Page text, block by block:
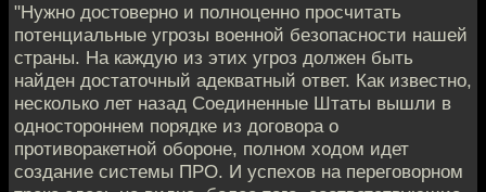
"Нужно достоверно и полноценно просчитать
потенциальные угрозы военной безопасности нашей
страны. На каждую из этих угроз должен быть
найден достаточный адекватный ответ. Как известно,
несколько лет назад Соединенные Штаты вышли в
одностороннем порядке из договора о
противоракетной обороне, полном ходом идет
создание системы ПРО. И успехов на переговорном